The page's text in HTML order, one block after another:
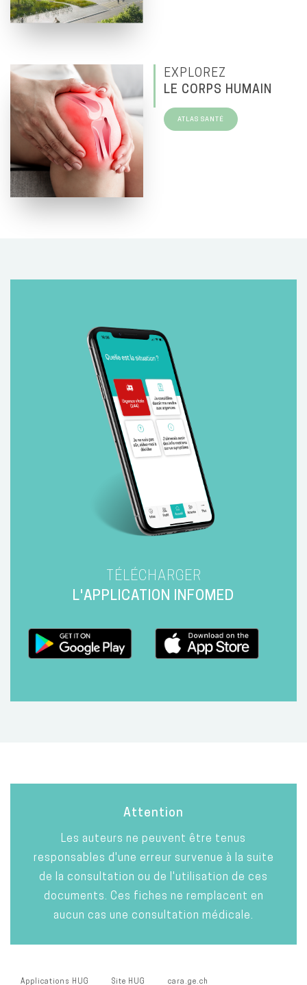
EXPLOREZ
LE CORPS HUMAIN
ATLAS SANTÉ
TÉLÉCHARGER
L'APPLICATION INFOMED
Attention
Les auteurs ne peuvent être tenus
responsables d'une erreur survenue à la suite
de la consultation ou de l'utilisation de ces
documents. Ces fiches ne remplacent en
aucun cas une consultation médicale.
Applications HUG Site HUG cara.ge.ch